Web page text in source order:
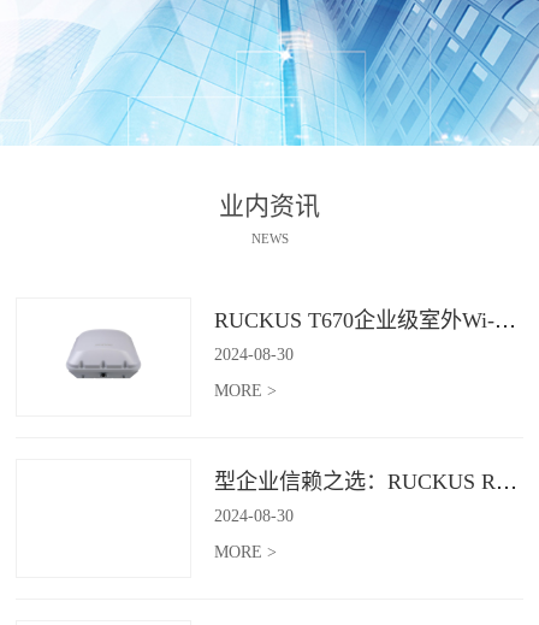
业内资讯
NEWS
RUCKUS T670企业级室外Wi-Fi 7解决方案：挑战室外环境，畅享高性能连接
2024-08-30
MORE >
型企业信赖之选：RUCKUS R760，安全稳定的Wi-Fi解决方案
2024-08-30
MORE >